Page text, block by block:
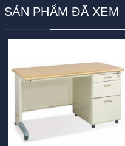
SẢN PHẨM ĐÃ XEM